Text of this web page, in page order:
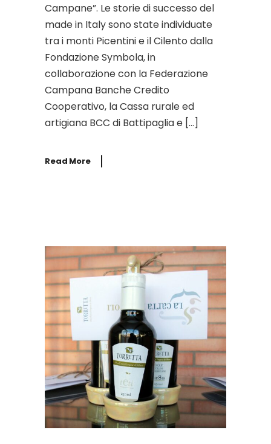
Campane”. Le storie di successo del
made in Italy sono state individuate
tra i monti Picentini e il Cilento dalla
Fondazione Symbola, in
collaborazione con la Federazione
Campana Banche Credito
Cooperativo, la Cassa rurale ed
artigiana BCC di Battipaglia e […]
Read More